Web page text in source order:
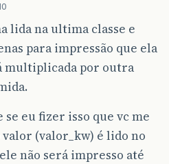
lida na ultima classe e
para impressão que ela
multiplicada por outra
eu fizer isso que vc me
(valor_kw) é lido no
não será impresso até